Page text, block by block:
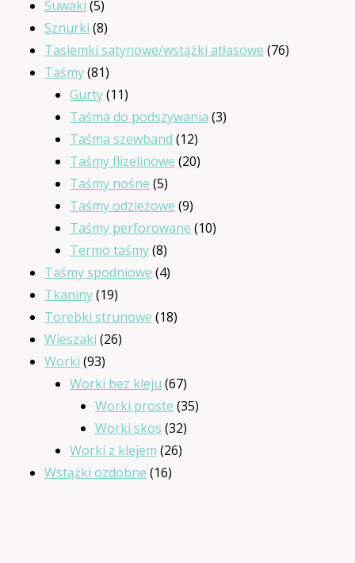
Suwaki 55
produktów
Sznurki 88
produktów
Tasiemki satynowe/wstążki atłasowe 7676
Taśmy 8181
produktów
Gurty 1111
produktów
Taśma do podszywania 33
Taśma szewband 1212
produktów
Taśmy flizelinowe 2020
Taśmy nośne 55
produktów
Taśmy odzieżowe 99
produktów
Taśmy perforowane 1010
Termo taśmy 88
produktów
Taśmy spodniowe 44
Tkaniny 1919
produktów
Torebki strunowe 1818
Wieszaki 2626
Worki 9393
produkty
Worki bez kleju 6767
produktów
Worki proste 3535
Worki skos 3232
Worki z klejem 2626
Wstążki ozdobne 1616